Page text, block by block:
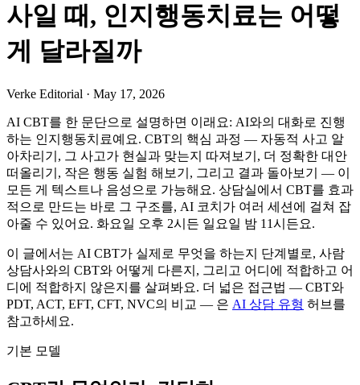
사일 때, 인지행동치료는 어떻
게 달라질까
Verke Editorial · May 17, 2026
AI CBT를 한 문단으로 설명하면 이래요: AI와의 대화로 진행
하는 인지행동치료예요. CBT의 핵심 과정 — 자동적 사고 알
아차리기, 그 사고가 현실과 맞는지 따져보기, 더 정확한 대안
떠올리기, 작은 행동 실험 해보기, 그리고 결과 돌아보기 — 이
모든 게 텍스트나 음성으로 가능해요. 상담실에서 CBT를 효과
적으로 만드는 바로 그 구조를, AI 코치가 여러 세션에 걸쳐 잡
아줄 수 있어요. 화요일 오후 2시든 일요일 밤 11시든요.
이 글에서는 AI CBT가 실제로 무엇을 하는지 단계별로, 사람
상담사와의 CBT와 어떻게 다른지, 그리고 어디에 적합하고 어
디에 적합하지 않은지를 살펴봐요. 더 넓은 접근법 — CBT와
PDT, ACT, EFT, CFT, NVC의 비교 — 은 AI 상담 유형 허브를
참고하세요.
기본 모델